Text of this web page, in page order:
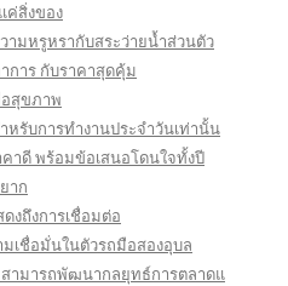
ค่สิ่งของ
มหรูหรากับสระว่ายน้ำส่วนตัว
การ กับราคาสุดคุ้ม
อสุขภาพ
หรับการทำงานประจำวันเท่านั้น
าดี พร้อมข้อเสนอโดนใจทั้งปี
าก
งถึงการเชื่อมต่อ
เชื่อมั่นในตัวรถมือสองอุบล
ามารถพัฒนากลยุทธ์การตลาดแ